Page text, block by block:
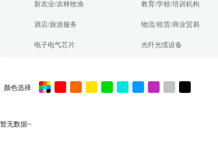
新农业/农林牧渔 教育/学校/培训机构
酒店/旅游服务 物流/租赁/商业贸易
电子电气芯片 光纤光缆设备
颜色选择:
暂无数据~